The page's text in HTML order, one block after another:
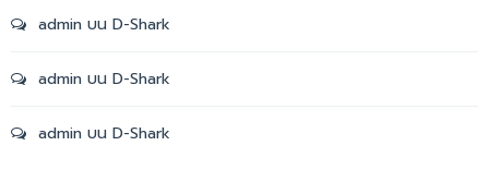
admin บน D-Shark
admin บน D-Shark
admin บน D-Shark